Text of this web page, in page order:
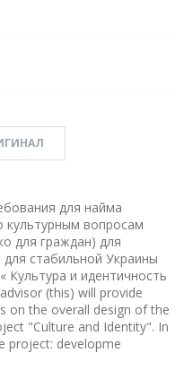
для найма
культурным вопросам
для граждан) для
стабильной Украины
Культура и идентичность
(this) will provide
on the overall design of the
"Culture and Identity". In
project: developme